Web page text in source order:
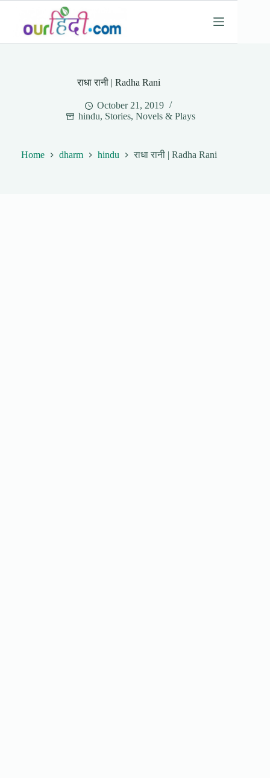
content
राधा रानी | Radha Rani
October 21, 2019
hindu, Stories, Novels & Plays
Home dharm hindu राधा रानी | Radha Rani